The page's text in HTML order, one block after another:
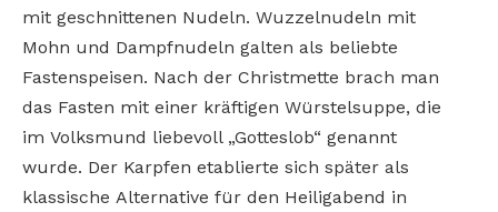
mit geschnittenen Nudeln. Wuzzelnudeln mit
Mohn und Dampfnudeln galten als beliebte
Fastenspeisen. Nach der Christmette brach man
das Fasten mit einer kräftigen Würstelsuppe, die
im Volksmund liebevoll „Gotteslob“ genannt
wurde. Der Karpfen etablierte sich später als
klassische Alternative für den Heiligabend in